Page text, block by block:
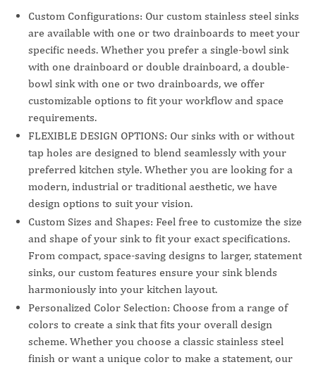
Custom Configurations: Our custom stainless steel sinks
are available with one or two drainboards to meet your
specific needs. Whether you prefer a single-bowl sink
with one drainboard or double drainboard, a double-
bowl sink with one or two drainboards, we offer
customizable options to fit your workflow and space
requirements.
FLEXIBLE DESIGN OPTIONS: Our sinks with or without
tap holes are designed to blend seamlessly with your
preferred kitchen style. Whether you are looking for a
modern, industrial or traditional aesthetic, we have
design options to suit your vision.
Custom Sizes and Shapes: Feel free to customize the size
and shape of your sink to fit your exact specifications.
From compact, space-saving designs to larger, statement
sinks, our custom features ensure your sink blends
harmoniously into your kitchen layout.
Personalized Color Selection: Choose from a range of
colors to create a sink that fits your overall design
scheme. Whether you choose a classic stainless steel
finish or want a unique color to make a statement, our